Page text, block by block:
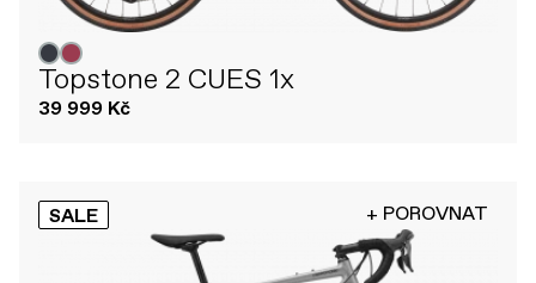
Topstone 2 CUES 1x
39 999 Kč
SALE + POROVNAT